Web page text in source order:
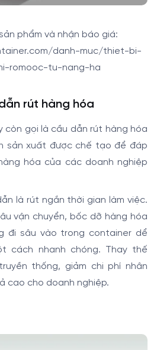
phẩm và nhận báo giá:
danh-muc/thiet-bi-
romooc-tu-nang-ha
rút hàng hóa
còn gọi là cầu dẫn rút hàng hóa
sản xuất được chế tạo để đáp
hóa của các doanh nghiệp
là rút ngắn thời gian làm việc.
vận chuyển, bốc dỡ hàng hóa
đi sâu vào trong container dể
cách nhanh chóng. Thay thế
thống, giảm chi phí nhân
cao cho doanh nghiệp.